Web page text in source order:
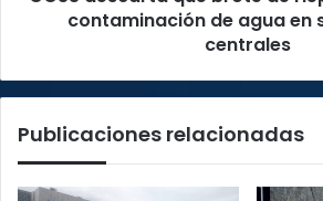
sus
centrales
contaminación de agua en
centrales
Publicaciones relacionadas